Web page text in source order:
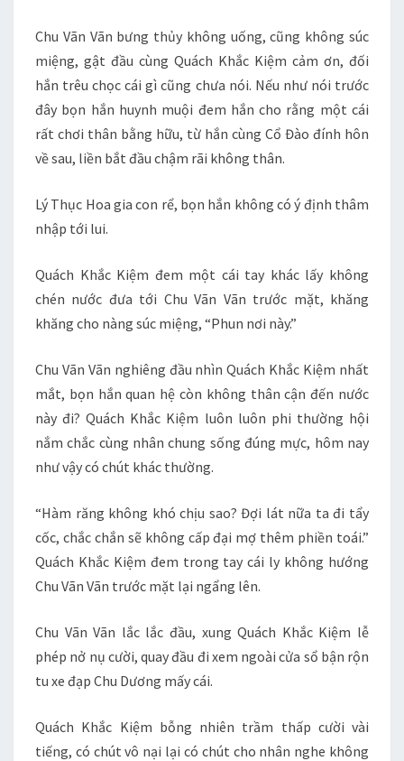
Chu Vãn Vãn bưng thủy không uống, cũng không súc
miệng, gật đầu cùng Quách Khắc Kiệm cảm ơn, đối
hắn trêu chọc cái gì cũng chưa nói. Nếu như nói trước
đây bọn hắn huynh muội đem hắn cho rằng một cái
rất chơi thân bằng hữu, từ hắn cùng Cổ Đào đính hôn
về sau, liền bắt đầu chậm rãi không thân.
Lý Thục Hoa gia con rể, bọn hắn không có ý định thâm
nhập tới lui.
Quách Khắc Kiệm đem một cái tay khác lấy không
chén nước đưa tới Chu Vãn Vãn trước mặt, khăng
khăng cho nàng súc miệng, “Phun nơi này.”
Chu Vãn Vãn nghiêng đầu nhìn Quách Khắc Kiệm nhất
mắt, bọn hắn quan hệ còn không thân cận đến nước
này đi? Quách Khắc Kiệm luôn luôn phi thường hội
nắm chắc cùng nhân chung sống đúng mực, hôm nay
như vậy có chút khác thường.
“Hàm răng không khó chịu sao? Đợi lát nữa ta đi tẩy
cốc, chắc chắn sẽ không cấp đại mợ thêm phiền toái.”
Quách Khắc Kiệm đem trong tay cái ly không hướng
Chu Vãn Vãn trước mặt lại ngẩng lên.
Chu Vãn Vãn lắc lắc đầu, xung Quách Khắc Kiệm lễ
phép nở nụ cười, quay đầu đi xem ngoài cửa sổ bận rộn
tu xe đạp Chu Dương mấy cái.
Quách Khắc Kiệm bỗng nhiên trầm thấp cười vài
tiếng, có chút vô nại lại có chút cho nhân nghe không